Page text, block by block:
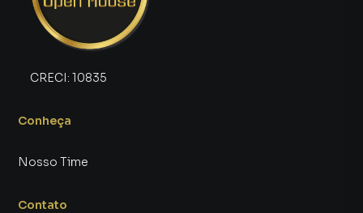
CRECI: 10835
Conheça
Nosso Time
Contato